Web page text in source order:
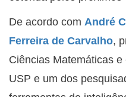
De acordo com André
Ferreira de Carvalho,
Ciências Matemáticas
USP e um dos